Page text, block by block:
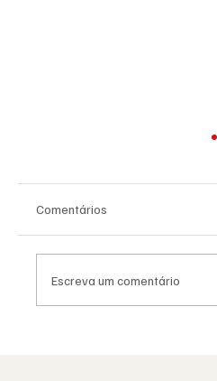
Comentários
Escreva um comentário